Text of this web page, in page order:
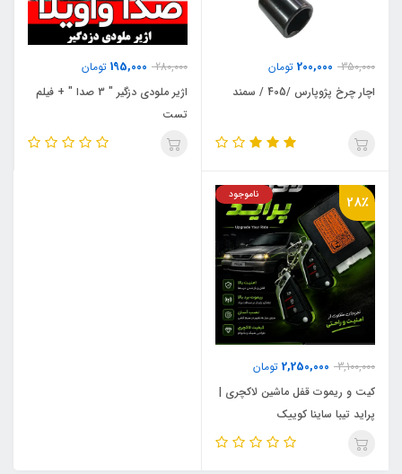
350,000
200,000 تومان
اچار چرخ پژوپارس /405 / سمند
280,000
195,000 تومان
اژیر ملودی دزگیر " 3 صدا " + فیلم
تست
28٪
3,100,000
2,250,000 تومان
ناموجود
کیت و ریموت قفل ماشین لاکچری |
پراید تیبا ساینا کوییک